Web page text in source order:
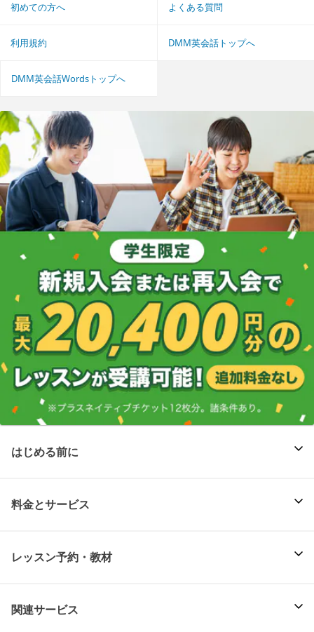
初めての方へ よくある質問
利用規約 DMM英会話トップへ
DMM英会話Wordsトップへ
はじめる前に
料金とサービス
レッスン予約・教材
関連サービス